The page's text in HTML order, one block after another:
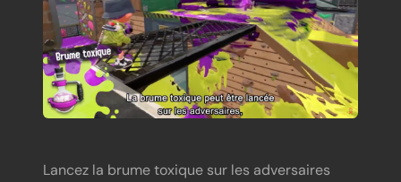
Lancez la brume toxique sur les adversaires